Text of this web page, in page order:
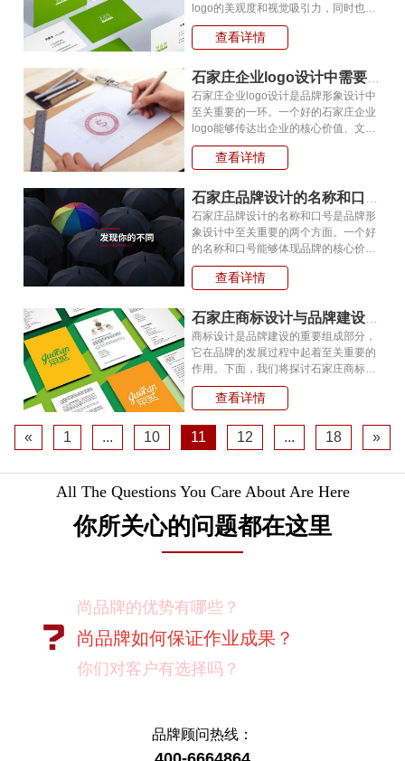
logo的美观度和视觉吸引力，同时也可
以传递出品牌的价值观和形象。以下是
一些石家庄logo设计中的色彩搭配与意
查看详情
石家庄企业logo设计是品牌形象设计中
至关重要的一环。一个好的石家庄企业
logo能够传达出企业的核心价值、文化
和信誉，同时能够吸引和留住消费者的
注意力。在设计企业logo时，需要遵循
查看详情
石家庄品牌设计的名称和口号是品牌形
象设计中至关重要的两个方面。一个好
的名称和口号能够体现品牌的核心价
值、吸引消费者的注意力，并且能够与
品牌其他元素相互协调，共同构建品牌
查看详情
商标设计是品牌建设的重要组成部分，
它在品牌的发展过程中起着至关重要的
作用。下面，我们将探讨石家庄商标设
计与品牌建设之间的关系。首先，商标
设计是品牌建设的基础。品牌建设是一
查看详情
« 1 ... 10 11 12 ... 18 »
All The Questions You Care About Are Here
你所关心的问题都在这里
尚品牌的优势有哪些？
尚品牌如何保证作业成果？
你们对客户有选择吗？
有没有案例资料？
品牌顾问热线：